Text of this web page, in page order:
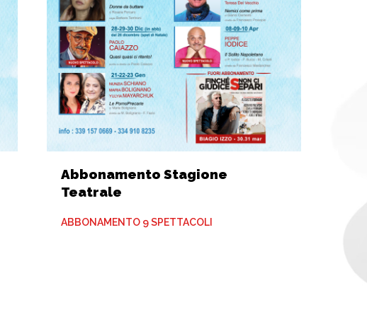
Abbonamento Stagione
Teatrale
ABBONAMENTO 9 SPETTACOLI